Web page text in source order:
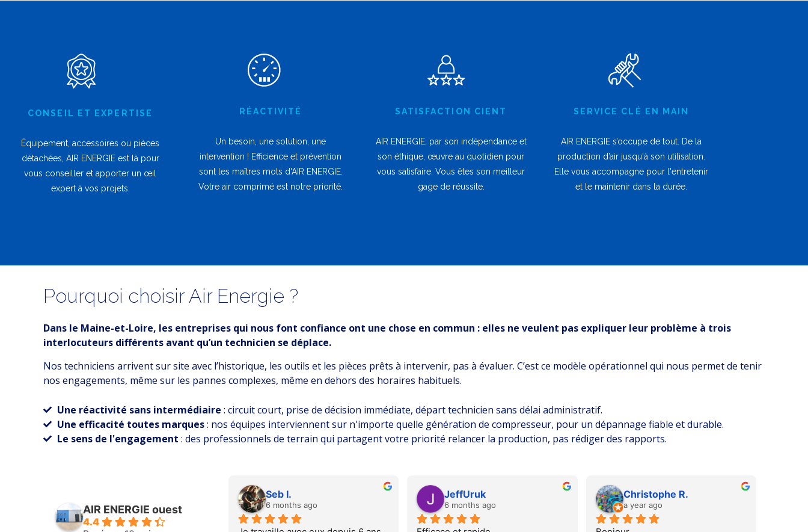
CONSEIL ET EXPERTISE
Équipement, accessoires ou pièces
détachées, AIR ENERGIE est là pour
vous conseiller et apporter un œil
expert à vos projets.
RÉACTIVITÉ
Un besoin, une solution, une
intervention ! Efficience et prévention
sont les maîtres mots d'AIR ENERGIE.
Votre air comprimé est notre priorité.
SATISFACTION CIENT
AIR ENERGIE, par son indépendance et
son éthique, œuvre au quotidien pour
vous satisfaire. Vous êtes son meilleur
gage de réussite.
SERVICE CLÉ EN MAIN
AIR ENERGIE s’occupe de tout. De la
production d’air jusqu'à son utilisation.
Elle vous accompagne pour l'entretenir
et le maintenir dans la durée.
Pourquoi choisir Air Energie ?
Dans le Maine-et-Loire, les entreprises qui nous font confiance ont une chose en commun : elles ne veulent pas expliquer leur problème à trois
interlocuteurs différents avant qu’un technicien se déplace.
Nos techniciens arrivent sur site avec l’historique, les outils et les pièces prêts à intervenir, pas à évaluer. C’est ce modèle opérationnel qui nous permet de tenir
nos engagements, même sur les pannes complexes, même en dehors des horaires habituels.
Une réactivité sans intermédiaire : circuit court, prise de décision immédiate, départ technicien sans délai administratif.
Une efficacité toutes marques: nos équipes interviennent sur n'importe quelle génération de compresseur, pour un dépannage fiable et durable.
Le sens de l'engagement : des professionnels de terrain qui partagent votre priorité relancer la production, pas rédiger des rapports.
AIR ENERGIE ouest
4.4
6 months ago
Seb I.
6 months ago
JeffUruk
6 months ago
Christophe R.
a year ago